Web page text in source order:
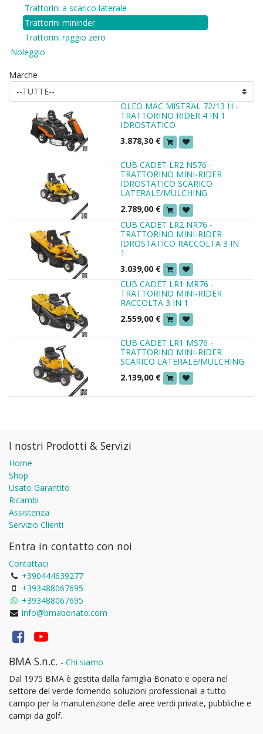
Trattorini a scarico laterale
Trattorini minirider
Trattorini raggio zero
Noleggio
Marche
OLEO MAC MISTRAL 72/13 H -
TRATTORINO RIDER 4 IN 1
IDROSTATICO
3.878,30 €
CUB CADET LR2 NS76 -
TRATTORINO MINI-RIDER
IDROSTATICO SCARICO
LATERALE/MULCHING
2.789,00 €
CUB CADET LR2 NR76 -
TRATTORINO MINI-RIDER
IDROSTATICO RACCOLTA 3 IN
1
3.039,00 €
CUB CADET LR1 MR76 -
TRATTORINO MINI-RIDER
RACCOLTA 3 IN 1
2.559,00 €
CUB CADET LR1 MS76 -
TRATTORINO MINI-RIDER
SCARICO LATERALE/MULCHING
2.139,00 €
I nostri Prodotti & Servizi
Home
Shop
Usato Garantito
Ricambi
Assistenza
Servizio Clienti
Entra in contatto con noi
Contattaci
+390444639277
+393488067695
+393488067695
info@bmabonato.com
BMA S.n.c. - Chi siamo
Dal 1975 BMA è gestita dalla famiglia Bonato e opera nel
settore del verde fornendo soluzioni professionali a tutto
campo per la manutenzione delle aree verdi private, pubbliche e
campi da golf.